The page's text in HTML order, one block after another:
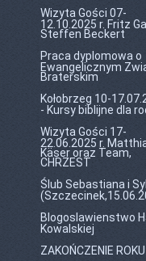
Wizyta Gości 07-
12.10.2025 r. Fritz
Steffen Beckert
Praca dyplomowa o
Ewangelicznym
Braterskim
Kołobrzeg 10-
- Kursy biblijne dla
Wizyta Gości 17-
22.06.2025 r.
Käser oraz Team,
CHRZEST
Ślub Sebastiana i
Blogoslawienstwo
Kowalskiej
ZAKOŃCZENIE